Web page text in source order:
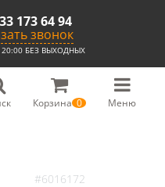
173 64 94
звонок
БЕЗ ВЫХОДНЫХ
для Скамьи из
массива
Корзина 0 Меню
#6016172